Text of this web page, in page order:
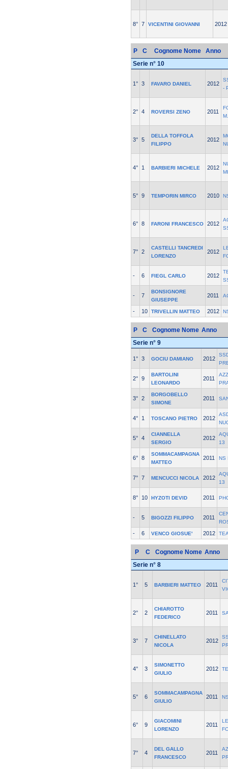
8° 7 VICENTINI GIOVANNI 2012
P C Cognome Nome
Anno
Serie n° 10
1° 3 FAVARO DANIEL 2012
-
2° 4 ROVERSI ZENO 2011
3° 5
DELLA TOFFOLA
FILIPPO
2012
4° 1 BARBIERI MICHELE 2012
5° 9 TEMPORIN MIRCO 2010
6° 8 FARONI FRANCESCO 2012
7° 2
CASTELLI TANCREDI
LORENZO
2012
- 6 FIEGL CARLO 2012
- 7
BONSIGNORE
GIUSEPPE
2011
- 10 TRIVELLIN MATTEO 2012
P C Cognome Nome Anno
Serie n° 9
1° 3 GOCIU DAMIANO 2012
2° 9
BARTOLINI
LEONARDO
2011
3° 2
BORGOBELLO
SIMONE
2011
4° 1 TOSCANO PIETRO 2012
5° 4
CIANNELLA
SERGIO
2012
13
6° 8
SOMMACAMPAGNA
MATTEO
2011 NS
7° 7 MENCUCCI NICOLA 2012
13
8° 10 HYZOTI DEVID 2011
- 5 BIGOZZI FILIPPO 2011
- 6 VENCO GIOSUE' 2012
P C Cognome Nome Anno
Serie n° 8
1° 5 BARBIERI MATTEO 2011
2° 2
CHIAROTTO
FEDERICO
2011
3° 7
CHINELLATO
NICOLA
2012
4° 3
SIMONETTO
GIULIO
2012
5° 6
SOMMACAMPAGNA
GIULIO
2011
6° 9
GIACOMINI
LORENZO
2011
7° 4
DEL GALLO
FRANCESCO
2011